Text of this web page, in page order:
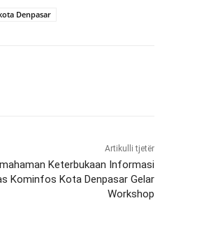
Denpasar
Artikulli tjetër
Keterbukaan Informasi
Kominfos Kota Denpasar Gelar
Workshop